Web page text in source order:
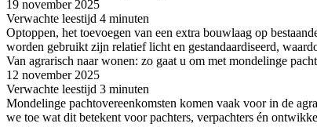
19 november 2025
Verwachte leestijd 4 minuten
Optoppen, het toevoegen van een extra bouwlaag op
worden gebruikt zijn relatief licht en gestandaardiseerd,
Van agrarisch naar wonen: zo gaat u om met mondelinge
12 november 2025
Verwachte leestijd 3 minuten
Mondelinge pachtovereenkomsten komen vaak voor in de
we toe wat dit betekent voor pachters, verpachters én